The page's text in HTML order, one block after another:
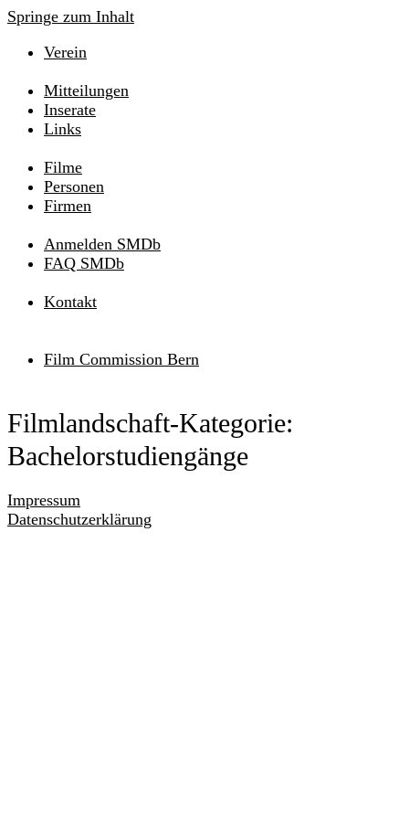
Springe zum Inhalt
Verein
Mitteilungen
Inserate
Links
Filme
Personen
Firmen
Anmelden SMDb
FAQ SMDb
Kontakt
Film Commission Bern
Filmlandschaft-Kategorie:
Bachelorstudiengänge
Impressum
Datenschutzerklärung